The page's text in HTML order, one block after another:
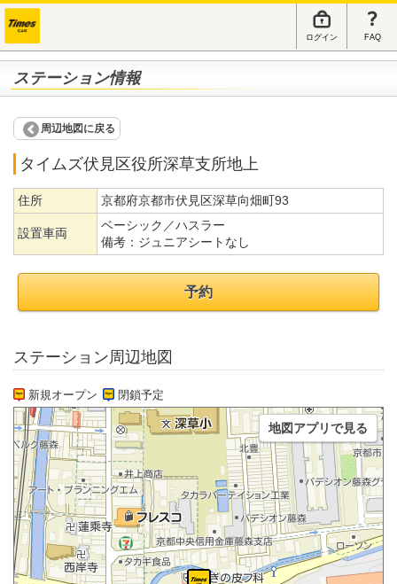
ログイン FAQ
ステーション情報
周辺地図に戻る
タイムズ伏見区役所深草支所地上
住所 京都府京都市伏見区深草向畑町93
設置車両
ベーシック／ハスラー
備考： ジュニアシートなし
予約
ステーション周辺地図
新規オープン 閉鎖予定
地図アプリで見る